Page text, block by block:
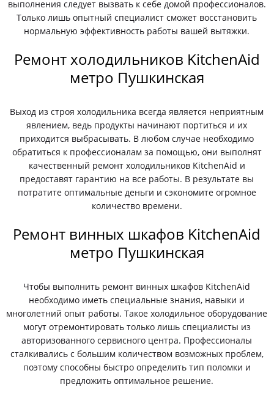
выполнения следует вызвать к себе домой профессионалов.
Только лишь опытный специалист сможет восстановить
нормальную эффективность работы вашей вытяжки.
Ремонт холодильников KitchenAid
метро Пушкинская
Выход из строя холодильника всегда является неприятным
явлением, ведь продукты начинают портиться и их
приходится выбрасывать. В любом случае необходимо
обратиться к профессионалам за помощью, они выполнят
качественный ремонт холодильников KitchenAid и
предоставят гарантию на все работы. В результате вы
потратите оптимальные деньги и сэкономите огромное
количество времени.
Ремонт винных шкафов KitchenAid
метро Пушкинская
Чтобы выполнить ремонт винных шкафов KitchenAid
необходимо иметь специальные знания, навыки и
многолетний опыт работы. Такое холодильное оборудование
могут отремонтировать только лишь специалисты из
авторизованного сервисного центра. Профессионалы
сталкивались с большим количеством возможных проблем,
поэтому способны быстро определить тип поломки и
предложить оптимальное решение.